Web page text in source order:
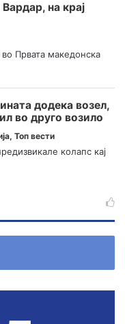
на крај
Првата македонска
додека возел,
во друго возило
, Топ вести
колапс кај